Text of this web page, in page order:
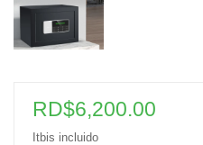
RD$6,200.00
Itbis incluido